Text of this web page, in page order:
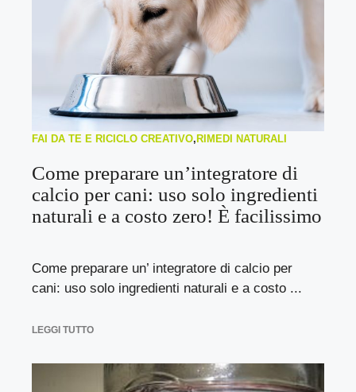
FAI DA TE E RICICLO CREATIVO, RIMEDI NATURALI
Come preparare un’integratore di
calcio per cani: uso solo ingredienti
naturali e a costo zero! È facilissimo
Come preparare un’ integratore di calcio per
cani: uso solo ingredienti naturali e a costo ...
LEGGI TUTTO